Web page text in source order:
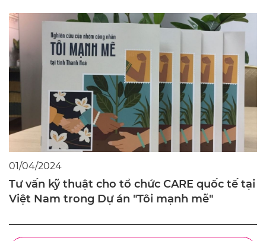
01/04/2024
Tư vấn kỹ thuật cho tổ chức CARE quốc tế tại